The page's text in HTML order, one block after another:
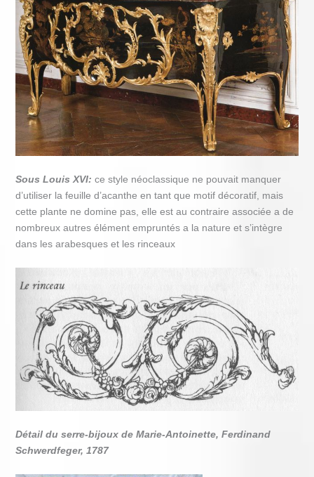
Sous Louis XVI: ce style néoclassique ne pouvait manquer
d’utiliser la feuille d’acanthe en tant que motif décoratif, mais
cette plante ne domine pas, elle est au contraire associée a de
nombreux autres élément empruntés a la nature et s’intègre
dans les arabesques et les rinceaux
Détail du serre-bijoux de Marie-Antoinette, Ferdinand
Schwerdfeger, 1787